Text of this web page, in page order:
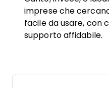
imprese che
facile da usare, con
supporto affidabile.